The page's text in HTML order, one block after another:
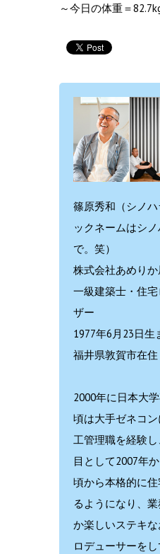
～今日の体重＝
篠原秀和（シノ
ックネームはシ
で。笑）
株式会社あめり
一級建築士・住
ザー
1977年6月23日生
福井県敦賀市在住
2000年に日本大
頃は大手ゼネコ
工管理職を経験
目として2007年
頃から本格的に
るようになり、
か楽しいステキ
ロデューサーをし